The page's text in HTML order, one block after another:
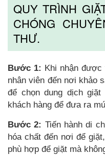
QUY TRÌNH
CHÓNG
THƯ.
Bước 1: Khi nhận
nhân viên đến nơi khảo
để chọn dung dịch
khách hàng để đưa ra
Bước 2: Tiến hành di
hóa chất đến nơi để
phù hợp để giặt mà